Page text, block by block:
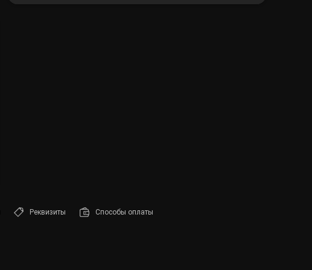
Реквизиты Способы оплаты